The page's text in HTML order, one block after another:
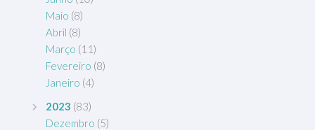
Maio (8)
Abril (8)
Março (11)
Fevereiro (8)
Janeiro (4)
2023 (83)
Dezembro (5)